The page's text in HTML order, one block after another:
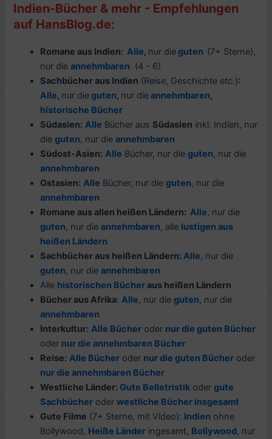
Indien-Bücher & mehr - Empfehlungen
auf HansBlog.de:
Romane aus Indien:Alle, nur dieguten (7+ Sterne),
nur dieannehmbaren (4 - 6)
Sachbücher aus Indien (Reise, Geschichte etc.):
Alle, nur dieguten, nur dieannehmbaren,
historische Bücher
Südasien: Alle Bücher aus Südasien inkl. Indien, nur
dieguten, nur dieannehmbaren
Südost-Asien: Alle Bücher, nur dieguten, nur die
annehmbaren
Ostasien: Alle Bücher, nur dieguten, nur die
annehmbaren
Romane ausallen heißen Ländern:Alle, nur die
guten, nur dieannehmbaren, alle lustigen aus
heißen Ländern
Sachbücher aus heißen Ländern:Alle, nur die
guten, nur dieannehmbaren
Alle historischen Bücheraus heißen Ländern
Bücher aus Afrika:Alle, nur dieguten, nur die
annehmbaren
Interkultur: Alle Bücher oder nur die guten Bücher
oder nur die annehmbaren Bücher
Reise: Alle Bücher oder nur die guten Bücher oder
nur die annehmbaren Bücher
Westliche Länder: Gute Belletristik odergute
Sachbücher oderwestliche Bücher insgesamt
Gute Filme (7+ Sterne, mit Video): Indien ohne
Bollywood, Heiße Länder ingesamt, Bollywood, nur